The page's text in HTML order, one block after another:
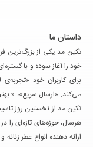
داستان ما
خود را آغاز نموده و با
برای کاربران خود
می‌کند. «ارسال سریع»، «
تکین مد از نخستین روز
هرسال، حوزه‌های تازه‌ای را
ارائه دهنده انواع عطر